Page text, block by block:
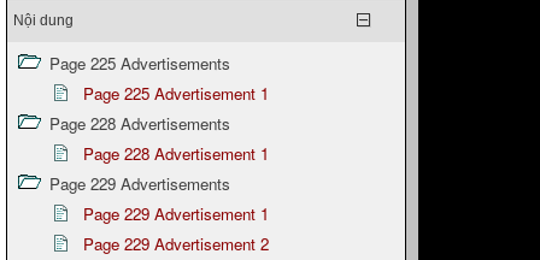
Nội dung
Page 225 Advertisements
Page 225 Advertisement 1
Page 228 Advertisements
Page 228 Advertisement 1
Page 229 Advertisements
Page 229 Advertisement 1
Page 229 Advertisement 2